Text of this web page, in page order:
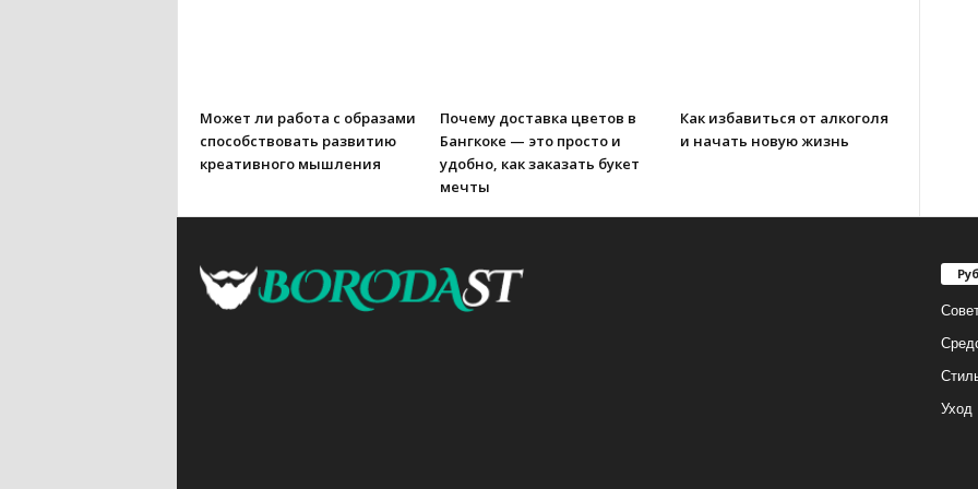
Может ли работа с образами
способствовать развитию
креативного мышления
Почему доставка цветов в
Бангкоке — это просто и
удобно, как заказать букет
мечты
Как избавиться от алкоголя
и начать новую жизнь
Уход